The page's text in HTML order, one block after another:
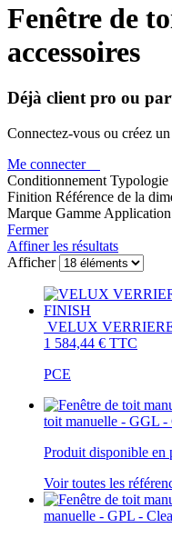
Fenêtre de
accessoires
Déjà client pro ou
Connectez-vous ou créez
Me connecter
Conditionnement Typologie
Finition Référence de la
Marque Gamme Application
Fermer
Affiner les résultats
Afficher
VELUX
1 584,44 € TTC
PCE
toit manuelle - GGL -
Produit disponible en
Voir toutes les
manuelle - GPL -